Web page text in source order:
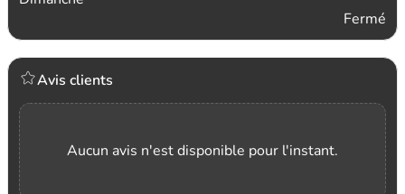
Fermé
Avis clients
Aucun avis n'est disponible pour l'instant.